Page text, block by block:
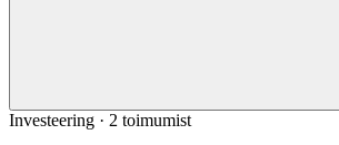
Investeering · 2 toimumist